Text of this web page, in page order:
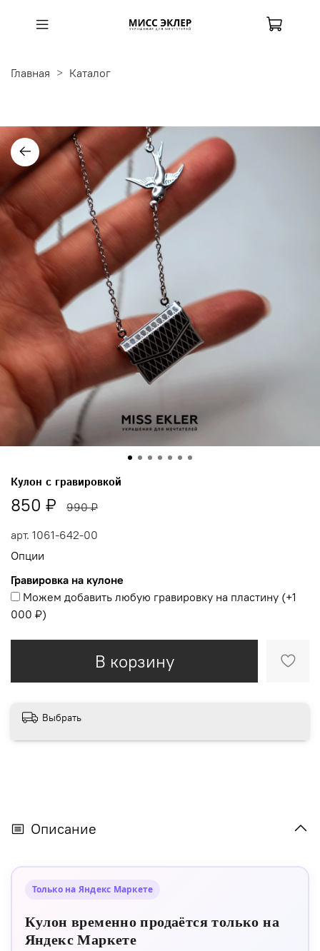
Главная Каталог
арт. 1061-642-00
Кулон с гравировкой
850 ₽ 990 ₽
В корзину
Опции
Гравировка на кулоне
Можем добавить любую гравировку на пластину (+1
000 ₽)
Выбрать
Описание
Только на Яндекс Маркетe
Кулон временно продаётся только на
Яндекс Маркете